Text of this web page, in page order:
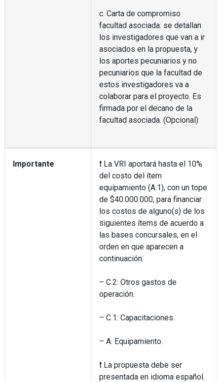
c. Carta de compromiso
facultad asociada: se detallan
los investigadores que van a ir
asociados en la propuesta, y
los aportes pecuniarios y no
pecuniarios que la facultad de
estos investigadores va a
colaborar para el proyecto. Es
firmada por el decano de la
facultad asociada. (Opcional)
Importante
❗ La VRI aportará hasta el 10%
del costo del ítem
equipamiento (A.1), con un tope
de $40.000.000, para financiar
los costos de alguno(s) de los
siguientes ítems de acuerdo a
las bases concursales, en el
orden en que aparecen a
continuación:
– C.2: Otros gastos de
operación.
– C.1: Capacitaciones.
– A: Equipamiento.
❗ La propuesta debe ser
presentada en idioma español.